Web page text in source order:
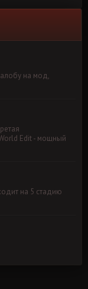
на мод,
Edit - мощный
на 5 стадию